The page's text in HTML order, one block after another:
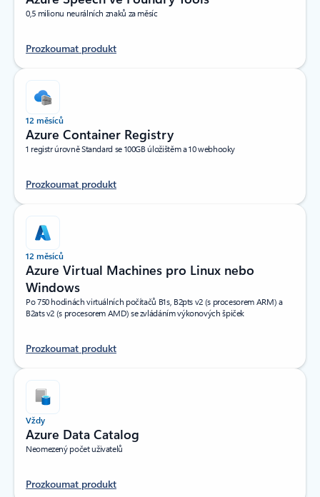
0,5 milionu neurálních znaků za měsíc
Prozkoumat produkt
12 měsíců
Azure Container Registry
1 registr úrovně Standard se 100GB úložištěm a 10 webhooky
Prozkoumat produkt
12 měsíců
Azure Virtual Machines pro Linux nebo
Windows
Po 750 hodinách virtuálních počítačů B1s, B2pts v2 (s procesorem ARM) a
B2ats v2 (s procesorem AMD) se zvládáním výkonových špiček
Prozkoumat produkt
Vždy
Azure Data Catalog
Neomezený počet uživatelů
Prozkoumat produkt